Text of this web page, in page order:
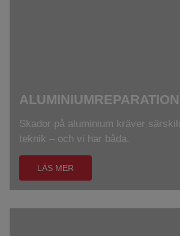
Skador på aluminium kräver
teknik – och vi har båda.
LÄS MER